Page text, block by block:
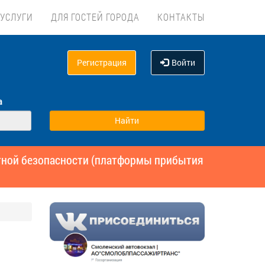
УСЛУГИ ДЛЯ ГОСТЕЙ ГОРОДА КОНТАКТЫ
Регистрация Войти
безопасности (платформы прибытия